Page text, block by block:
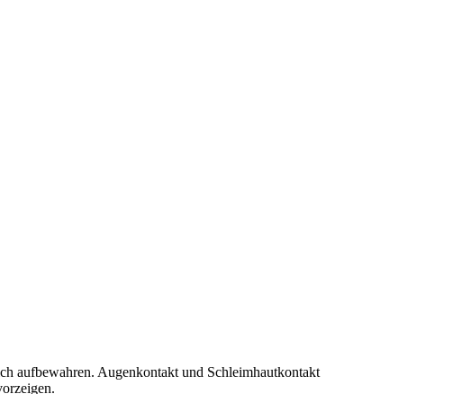
aufbewahren. Augenkontakt und Schleimhautkontakt